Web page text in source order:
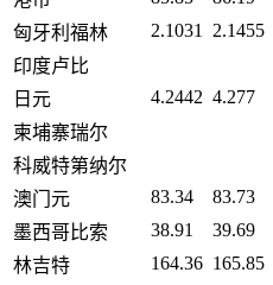
匈牙利福林
2.1031 2.1455
印度卢比
日元
4.2442 4.277
柬埔寨瑞尔
科威特第纳尔
澳门元
83.34 83.73
墨西哥比索
38.91 39.69
林吉特
164.36 165.85